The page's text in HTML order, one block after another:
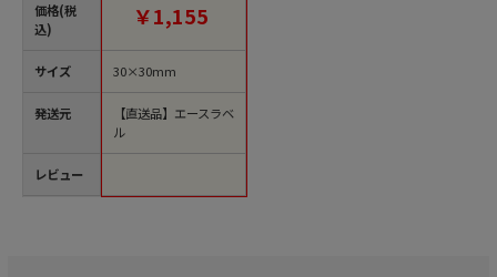
価格(税
込)
サイズ
発送元
レビュー
￥1,155
30×30mm
【直送品】エースラベ
ル